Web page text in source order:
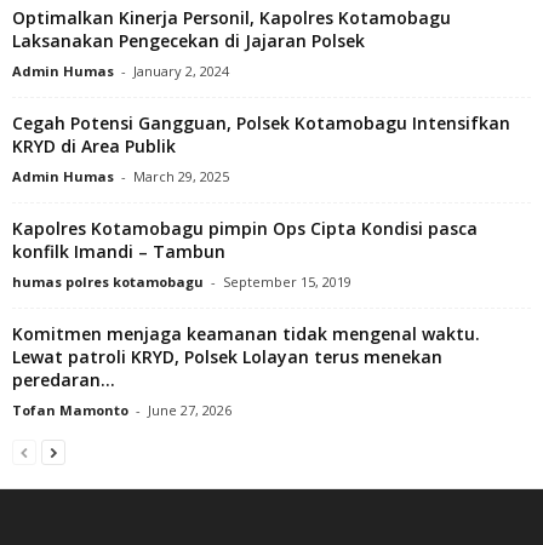
Optimalkan Kinerja Personil, Kapolres Kotamobagu
Laksanakan Pengecekan di Jajaran Polsek
Admin Humas - January 2, 2024
Cegah Potensi Gangguan, Polsek Kotamobagu Intensifkan
KRYD di Area Publik
Admin Humas - March 29, 2025
Kapolres Kotamobagu pimpin Ops Cipta Kondisi pasca
konfilk Imandi – Tambun
humas polres kotamobagu - September 15, 2019
Komitmen menjaga keamanan tidak mengenal waktu.
Lewat patroli KRYD, Polsek Lolayan terus menekan
peredaran...
Tofan Mamonto - June 27, 2026